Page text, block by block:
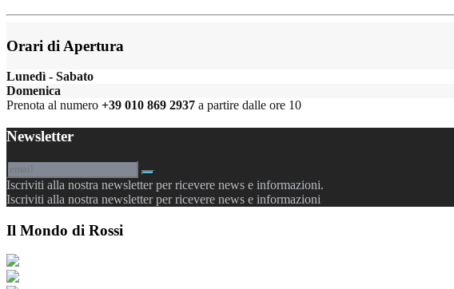
Orari di Apertura
Lunedì - Sabato
Domenica
Prenota al numero +39 010 869 2937 a partire dalle ore 10
Newsletter
Iscriviti alla nostra newsletter per ricevere news e informazioni.
Iscriviti alla nostra newsletter per ricevere news e informazioni
Il Mondo di Rossi